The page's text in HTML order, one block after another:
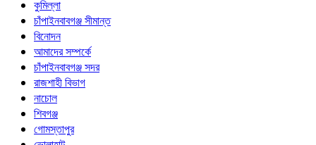
কুমিল্লা
চাঁপাইনবাবগঞ্জ সীমান্ত
বিনোদন
আমাদের সম্পর্কে
চাঁপাইনবাবগঞ্জ সদর
রাজশাহী বিভাগ
নাচোল
শিবগঞ্জ
গোমস্তাপুর